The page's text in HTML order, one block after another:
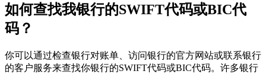
如何查找我银行的SWIFT代码或BIC代
码？
你可以通过检查银行对账单、访问银行的官方网站或联系银行
的客户服务来查找你银行的SWIFT代码或BIC代码。许多银行